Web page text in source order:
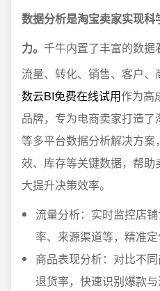
数据分析是淘宝卖家实现
力。 千牛内置了丰富的数
流量、转化、销售、客户、
数云BI免费在线试用作为高
品牌，专为电商卖家打造
等多平台数据分析解决方
效、库存等关键数据，帮
大提升决策效率。
流量分析：实时监控店
率、来源渠道等，精准定
商品表现分析：对比不同
退货率，快速识别爆款